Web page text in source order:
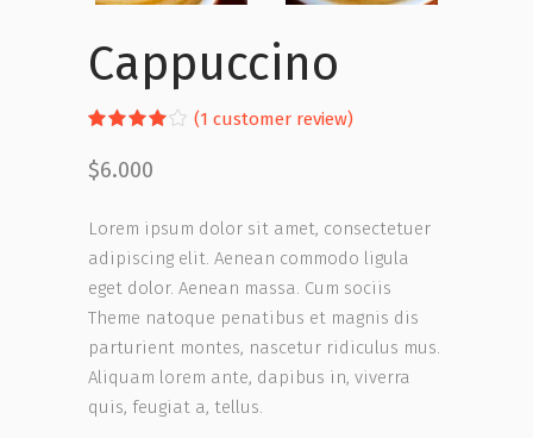
Cappuccino
Rated
of 5
1
customer
rating
(1 customer review)
$6.000
Lorem ipsum dolor sit amet, consectetuer
adipiscing elit. Aenean commodo ligula
eget dolor. Aenean massa. Cum sociis
Theme natoque penatibus et magnis dis
parturient montes, nascetur ridiculus mus.
Aliquam lorem ante, dapibus in, viverra
quis, feugiat a, tellus.